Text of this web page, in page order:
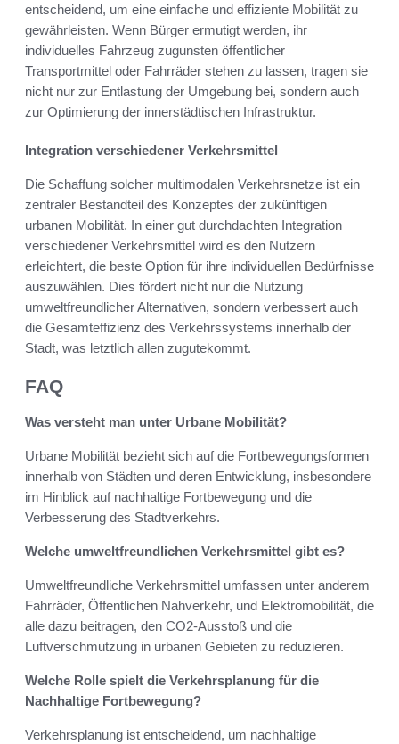
entscheidend, um eine einfache und effiziente Mobilität zu
gewährleisten. Wenn Bürger ermutigt werden, ihr
individuelles Fahrzeug zugunsten öffentlicher
Transportmittel oder Fahrräder stehen zu lassen, tragen sie
nicht nur zur Entlastung der Umgebung bei, sondern auch
zur Optimierung der innerstädtischen Infrastruktur.
Integration verschiedener Verkehrsmittel
Die Schaffung solcher multimodalen Verkehrsnetze ist ein
zentraler Bestandteil des Konzeptes der zukünftigen
urbanen Mobilität. In einer gut durchdachten Integration
verschiedener Verkehrsmittel wird es den Nutzern
erleichtert, die beste Option für ihre individuellen Bedürfnisse
auszuwählen. Dies fördert nicht nur die Nutzung
umweltfreundlicher Alternativen, sondern verbessert auch
die Gesamteffizienz des Verkehrssystems innerhalb der
Stadt, was letztlich allen zugutekommt.
FAQ
Was versteht man unter Urbane Mobilität?
Urbane Mobilität bezieht sich auf die Fortbewegungsformen
innerhalb von Städten und deren Entwicklung, insbesondere
im Hinblick auf nachhaltige Fortbewegung und die
Verbesserung des Stadtverkehrs.
Welche umweltfreundlichen Verkehrsmittel gibt es?
Umweltfreundliche Verkehrsmittel umfassen unter anderem
Fahrräder, Öffentlichen Nahverkehr, und Elektromobilität, die
alle dazu beitragen, den CO2-Ausstoß und die
Luftverschmutzung in urbanen Gebieten zu reduzieren.
Welche Rolle spielt die Verkehrsplanung für die
Nachhaltige Fortbewegung?
Verkehrsplanung ist entscheidend, um nachhaltige